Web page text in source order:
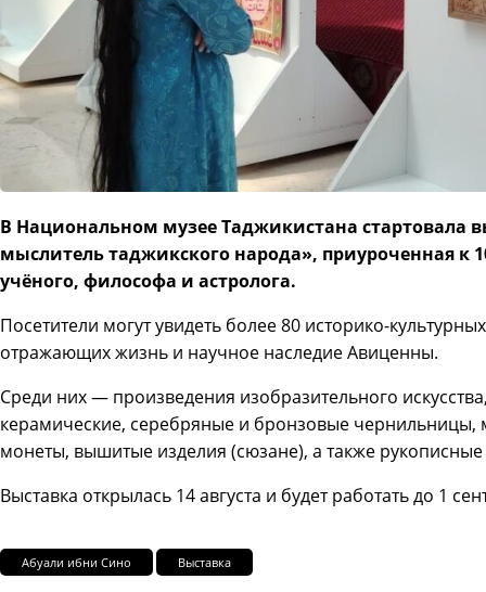
В Национальном музее Таджикистана стартовала
мыслитель таджикского народа», приуроченная к
учёного, философа и астролога.
Посетители могут увидеть более 80 историко-
отражающих жизнь и научное наследие Авиценны.
Среди них — произведения изобразительного
керамические, серебряные и бронзовые
монеты, вышитые изделия (сюзане), а также
Выставка открылась 14 августа и будет работать до 1
Абуали ибни Сино Выставка